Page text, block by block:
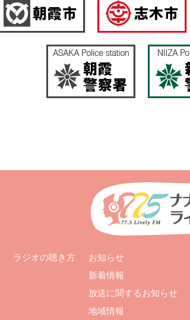
ラジオの聴き方
お知らせ
新着情報
放送に関するお知らせ
地域情報